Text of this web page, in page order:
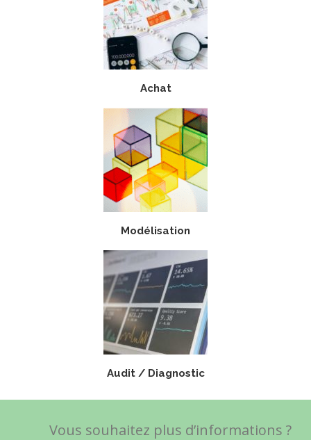
Achat
Modélisation
Audit / Diagnostic
Vous souhaitez plus d’informations ?